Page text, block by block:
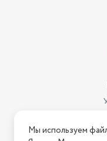
Мы используем